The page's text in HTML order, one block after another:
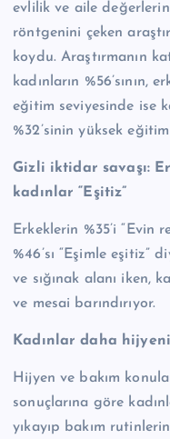
evlilik ve aile
röntgenini çeken
koydu. Araştırmanın
kadınların %56’sının,
eğitim seviyesinde ise
%32’sinin yüksek
Gizli iktidar savaşı:
kadınlar “Eşitiz”
Erkeklerin %35’i “Evin
%46’sı “Eşimle eşitiz”
ve sığınak alanı iken,
ve mesai barındırıyor.
Kadınlar daha
Hijyen ve bakım
sonuçlarına göre
yıkayıp bakım